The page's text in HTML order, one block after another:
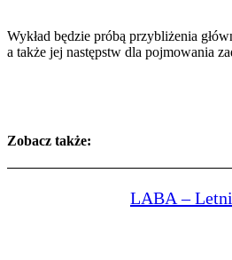
Wykład będzie próbą przybliżenia
a także jej następstw dla pojmowania
Zobacz także:
LABA –